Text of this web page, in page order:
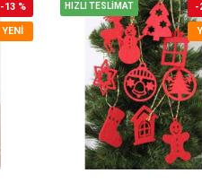
YENI
-13 % HIZLI TESLİMAT -